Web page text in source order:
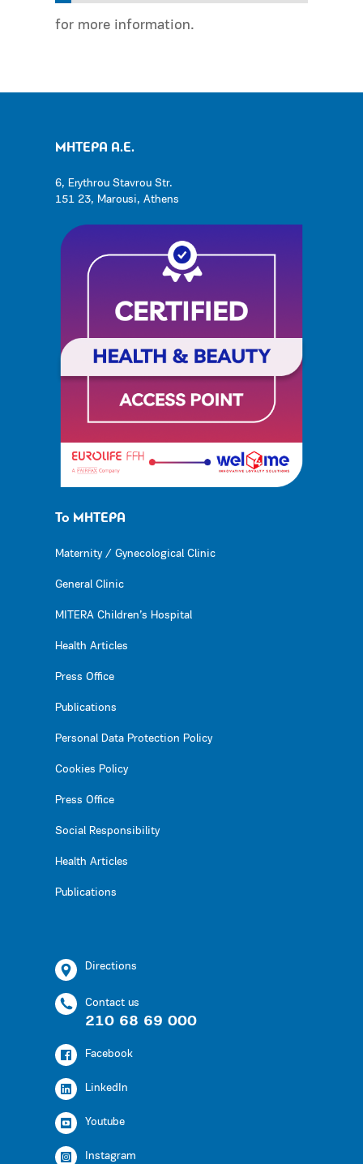
for more information.
ΜΗΤΕΡΑ Α.Ε.
6, Erythrou Stavrou Str.
151 23, Marousi, Athens
Το ΜΗΤΕΡΑ
Maternity / Gynecological Clinic
General Clinic
MITERA Children’s Hospital
Health Articles
Press Office
Publications
Personal Data Protection Policy
Cookies Policy
Press Office
Social Responsibility
Health Articles
Publications
Directions
Contact us
210 68 69 000
Facebook
LinkedIn
Youtube
Instagram